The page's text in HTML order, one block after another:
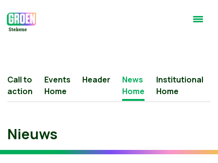
Call to
action
Events
Home
Header
News
Home
Institutional
Home
Nieuws